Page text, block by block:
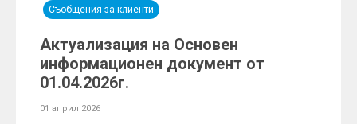
Съобщения за клиенти
Актуализация на Основен
информационен документ от
01.04.2026г.
01 април 2026